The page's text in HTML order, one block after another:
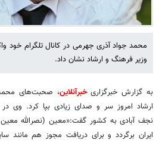
محمد جواد آذری جهرمی در کانال تلگرام
وزیر فرهنگ و ارشاد نشان داد.
به گزارش خبرگزاریخبرآنلاین، صحبت‌های
ارشاد امروز سر و صدای زیادی بپا کرد. وی
نجف آبادی به کشور گفت:«معین (نصرالله معین
ایران برگردد و برای دریافت مجوز هم مانند